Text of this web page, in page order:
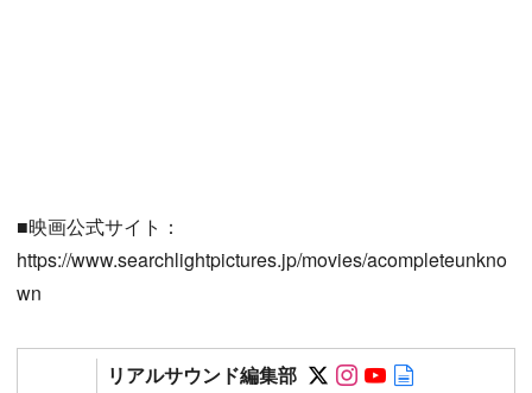
■映画公式サイト：
https://www.searchlightpictures.jp/movies/acompleteunkno
wn
リアルサウンド編集部 Follow on SNS
Follow on SNS
Follow on